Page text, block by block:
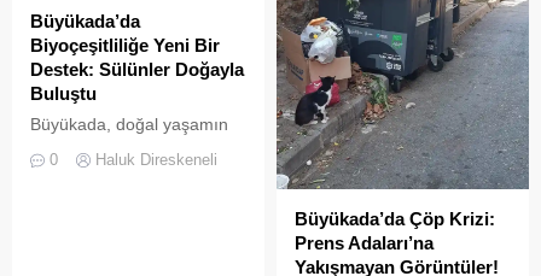
Büyükada’da
Biyoçeşitliliğe Yeni Bir
Destek: Sülünler Doğayla
Buluştu
Büyükada, doğal yaşamın
çeşitliliğin
0 Haluk Direskeneli
Büyükada’da Çöp Krizi:
Prens Adaları’na
Yakışmayan Görüntüler!